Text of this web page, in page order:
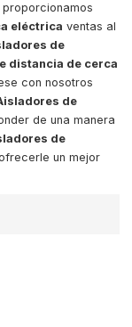
proporcionamos
eléctrica ventas al
de
distancia de cerca
con nosotros
de
de una manera
de
un mejor